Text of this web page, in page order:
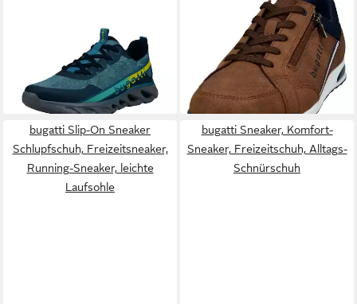
Sneaker, Freizeitschuh, Slip-
on Sneaker mit Elastiksenkeln
UVP79,95 €
Sneaker,
Schnürschuh, Halbschuh,
Freizeitschuh mit
Kontrastbesätzen
ab 53,96 €
bugatti Slip-On Sneaker
Schlupfschuh, Freizeitsneaker,
Running-Sneaker, leichte
Laufsohle
bugatti Sneaker, Komfort-
Sneaker, Freizeitschuh, Alltags-
Schnürschuh